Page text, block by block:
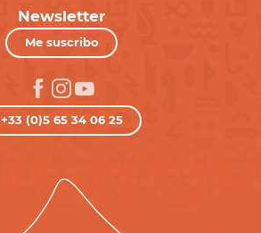
Newsletter
Me suscribo
+33 (0)5 65 34 06 25